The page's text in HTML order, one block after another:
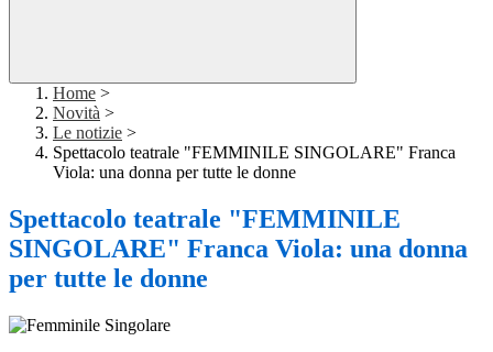
Home >
Novità >
Le notizie >
Spettacolo teatrale "FEMMINILE SINGOLARE" Franca
Viola: una donna per tutte le donne
Spettacolo teatrale "FEMMINILE
SINGOLARE" Franca Viola: una donna
per tutte le donne